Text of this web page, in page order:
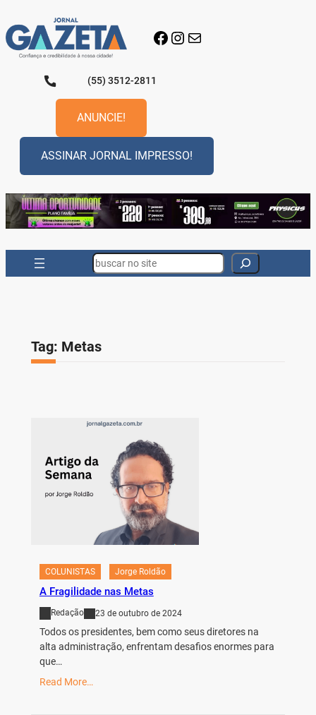
para
o
conteúdo
Facebook
Instagram
E-mail
(55) 3512-2811
ANUNCIE!
ASSINAR JORNAL IMPRESSO!
Search
Tag: Metas
COLUNISTAS Jorge Roldão
A Fragilidade nas Metas
Redação 23 de outubro de 2024
Todos os presidentes, bem como seus diretores na
alta administração, enfrentam desafios enormes para
que…
Read More…